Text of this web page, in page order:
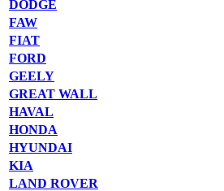
DODGE
FAW
FIAT
FORD
GEELY
GREAT WALL
HAVAL
HONDA
HYUNDAI
KIA
LAND ROVER